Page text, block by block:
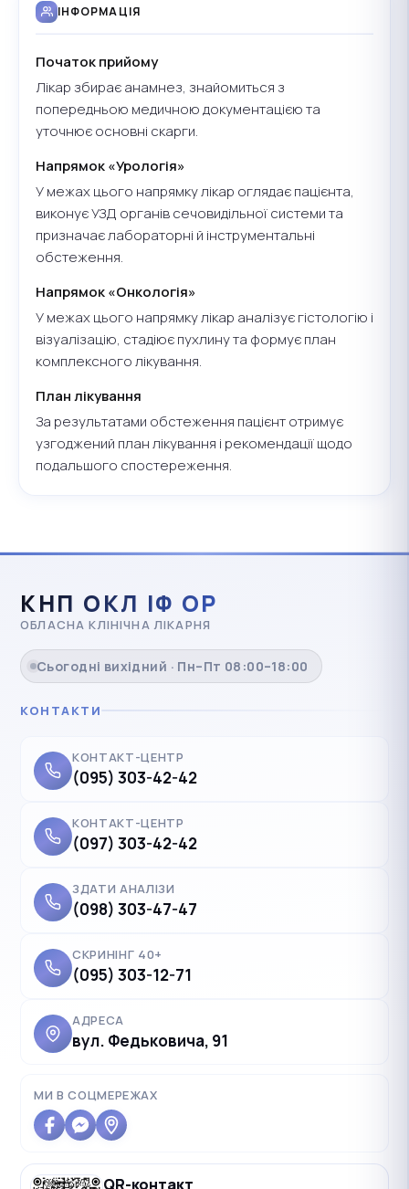
Français
ІНФОРМАЦІЯ
Початок прийому
Лікар збирає анамнез, знайомиться з
попередньою медичною документацією та
уточнює основні скарги.
Напрямок «Урологія»
У межах цього напрямку лікар оглядає пацієнта,
виконує УЗД органів сечовидільної системи та
призначає лабораторні й інструментальні
обстеження.
Напрямок «Онкологія»
У межах цього напрямку лікар аналізує гістологію і
візуалізацію, стадіює пухлину та формує план
комплексного лікування.
План лікування
За результатами обстеження пацієнт отримує
узгоджений план лікування і рекомендації щодо
подальшого спостереження.
КНП ОКЛ ІФ ОР
ОБЛАСНА КЛІНІЧНА ЛІКАРНЯ
Сьогодні вихідний · Пн–Пт 08:00–18:00
КОНТАКТИ
КОНТАКТ-ЦЕНТР
(095) 303-42-42
КОНТАКТ-ЦЕНТР
(097) 303-42-42
ЗДАТИ АНАЛІЗИ
(098) 303-47-47
СКРИНІНГ 40+
(095) 303-12-71
АДРЕСА
вул. Федьковича, 91
МИ В СОЦМЕРЕЖАХ
QR-контакт